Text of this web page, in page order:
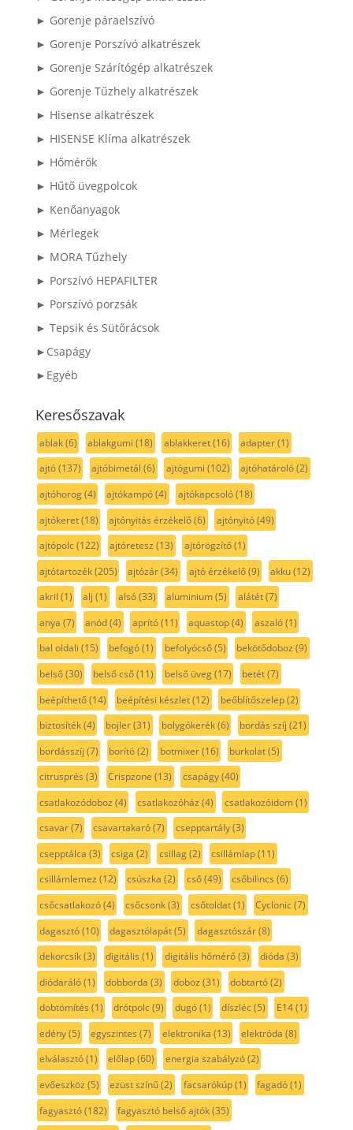
► Gorenje páraelszívó
► Gorenje Porszívó alkatrészek
► Gorenje Szárítógép alkatrészek
► Gorenje Tűzhely alkatrészek
► Hisense alkatrészek
► HISENSE Klíma alkatrészek
► Hőmérők
► Hűtő üvegpolcok
► Kenőanyagok
► Mérlegek
► MORA Tűzhely
► Porszívó HEPAFILTER
► Porszívó porzsák
► Tepsik és Sütőrácsok
►Csapágy
►Egyéb
Keresőszavak
ablak(6) ablakgumi (18) ablakkeret(16) adapter(1)
ajtó(137) ajtóbimetál (6) ajtógumi (102) ajtóhatároló(2)
ajtóhorog(4) ajtókampó(4) ajtókapcsoló(18)
ajtókeret(18) ajtónyitás érzékelő(6) ajtónyitó(49)
ajtópolc(122) ajtóretesz (13) ajtórögzítő(1)
ajtótartozék(205) ajtózár(34) ajtó érzékelő(9) akku(12)
akril (1) alj (1) alsó(33) aluminium(5) alátét(7)
anya (7) anód(4) aprító(11) aquastop(4) aszaló(1)
bal oldali (15) befogó(1) befolyócső(5) bekötődoboz (9)
belső(30) belső cső(11) belső üveg(17) betét(7)
beépíthető(14) beépítési készlet(12) beőblítőszelep(2)
biztosíték(4) bojler(31) bolygókerék(6) bordás szíj (21)
bordásszíj (7) borító(2) botmixer(16) burkolat(5)
citrusprés (3) Crispzone (13) csapágy(40)
csatlakozódoboz (4) csatlakozóház (4) csatlakozóidom(1)
csavar(7) csavartakaró(7) csepptartály(3)
csepptálca (3) csiga (2) csillag(2) csillámlap(11)
csillámlemez (12) csúszka (2) cső(49) csőbilincs (6)
csőcsatlakozó(4) csőcsonk(3) csőtoldat(1) Cyclonic(7)
dagasztó(10) dagasztólapát(5) dagasztószár(8)
dekorcsík(3) digitális (1) digitális hőmérő(3) dióda (3)
diódaráló(1) dobborda (3) doboz (31) dobtartó(2)
dobtömítés (1) drótpolc(9) dugó(1) díszléc(5) E14(1)
edény(5) egyszintes (7) elektronika (13) elektróda (8)
elválasztó(1) előlap(60) energia szabályzó(2)
evőeszköz (5) ezüst színű(2) facsarókúp(1) fagadó(1)
fagyasztó(182) fagyasztó belső ajtók(35)